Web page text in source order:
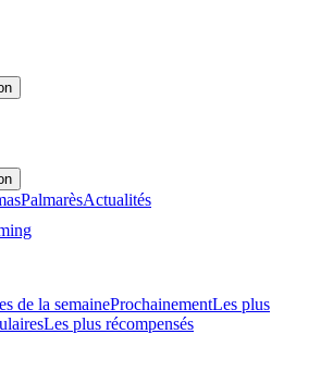
PalmarèsActualités
de la semaineProchainementLes plus
Les plus récompensés